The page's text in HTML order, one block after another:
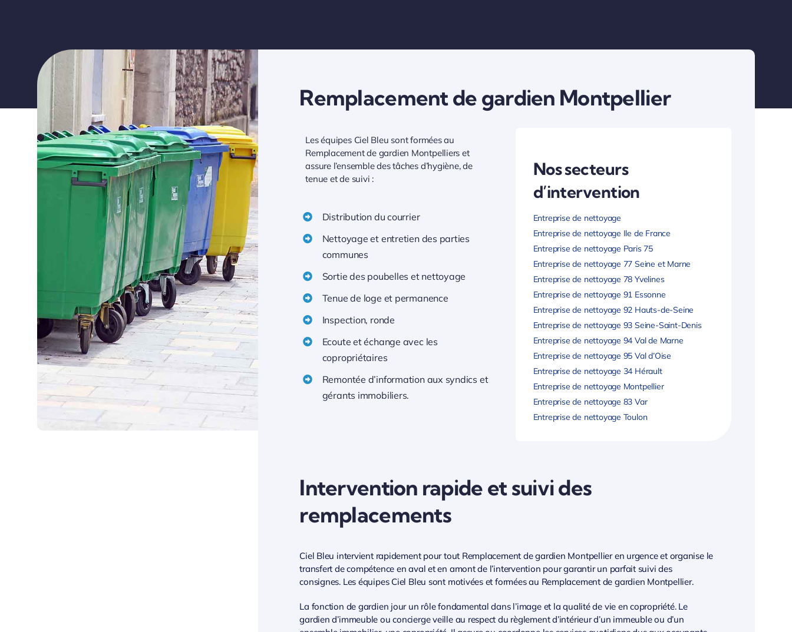
Remplacement de gardien Montpellier
Les équipes Ciel Bleu sont formées au
Remplacement de gardien Montpelliers et
assure l’ensemble des tâches d’hygiène, de
tenue et de suivi :
Distribution du courrier
Nettoyage et entretien des parties
communes
Sortie des poubelles et nettoyage
Tenue de loge et permanence
Inspection, ronde
Ecoute et échange avec les
copropriétaires
Remontée d’information aux syndics et
gérants immobiliers.
Nos secteurs
d’intervention
Entreprise de nettoyage
Entreprise de nettoyage Ile de France
Entreprise de nettoyage Paris 75
Entreprise de nettoyage 77 Seine et Marne
Entreprise de nettoyage 78 Yvelines
Entreprise de nettoyage 91 Essonne
Entreprise de nettoyage 92 Hauts-de-Seine
Entreprise de nettoyage 93 Seine-Saint-Denis
Entreprise de nettoyage 94 Val de Marne
Entreprise de nettoyage 95 Val d’Oise
Entreprise de nettoyage 34 Hérault
Entreprise de nettoyage Montpellier
Entreprise de nettoyage 83 Var
Entreprise de nettoyage Toulon
Intervention rapide et suivi des
remplacements
Ciel Bleu intervient rapidement pour tout Remplacement de gardien Montpellier en urgence et organise le
transfert de compétence en aval et en amont de l’intervention pour garantir un parfait suivi des
consignes. Les équipes Ciel Bleu sont motivées et formées au Remplacement de gardien Montpellier.
La fonction de gardien jour un rôle fondamental dans l’image et la qualité de vie en copropriété. Le
gardien d’immeuble ou concierge veille au respect du règlement d’intérieur d’un immeuble ou d’un